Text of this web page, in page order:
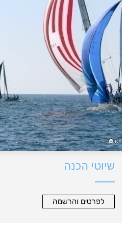
שיוטי הכנה
לפרטים והרשמה